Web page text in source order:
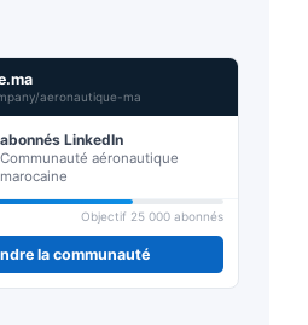
aeronautique-ma
abonnés LinkedIn
Communauté aéronautique
marocaine
Objectif 25 000 abonnés
la communauté